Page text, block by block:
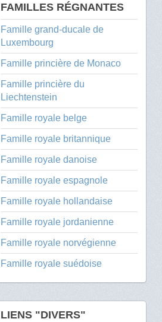
FAMILLES RÉGNANTES
Famille grand-ducale de
Luxembourg
Famille princière de Monaco
Famille princière du
Liechtenstein
Famille royale belge
Famille royale britannique
Famille royale danoise
Famille royale espagnole
Famille royale hollandaise
Famille royale jordanienne
Famille royale norvégienne
Famille royale suédoise
LIENS "DIVERS"